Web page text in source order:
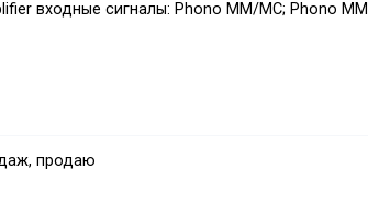
входные сигналы: Phono MM/MC; Phono
продаю